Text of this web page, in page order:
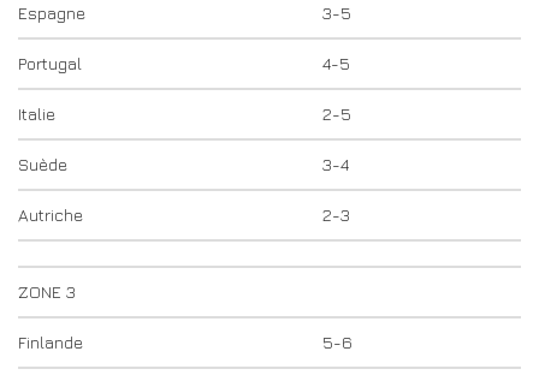
Espagne 3-5
Portugal 4-5
Italie 2-5
Suède 3-4
Autriche 2-3
ZONE 3
Finlande 5-6